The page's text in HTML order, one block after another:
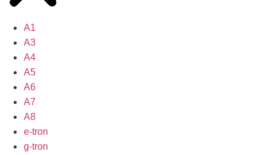
A1
A3
A4
A5
A6
A7
A8
e-tron
g-tron